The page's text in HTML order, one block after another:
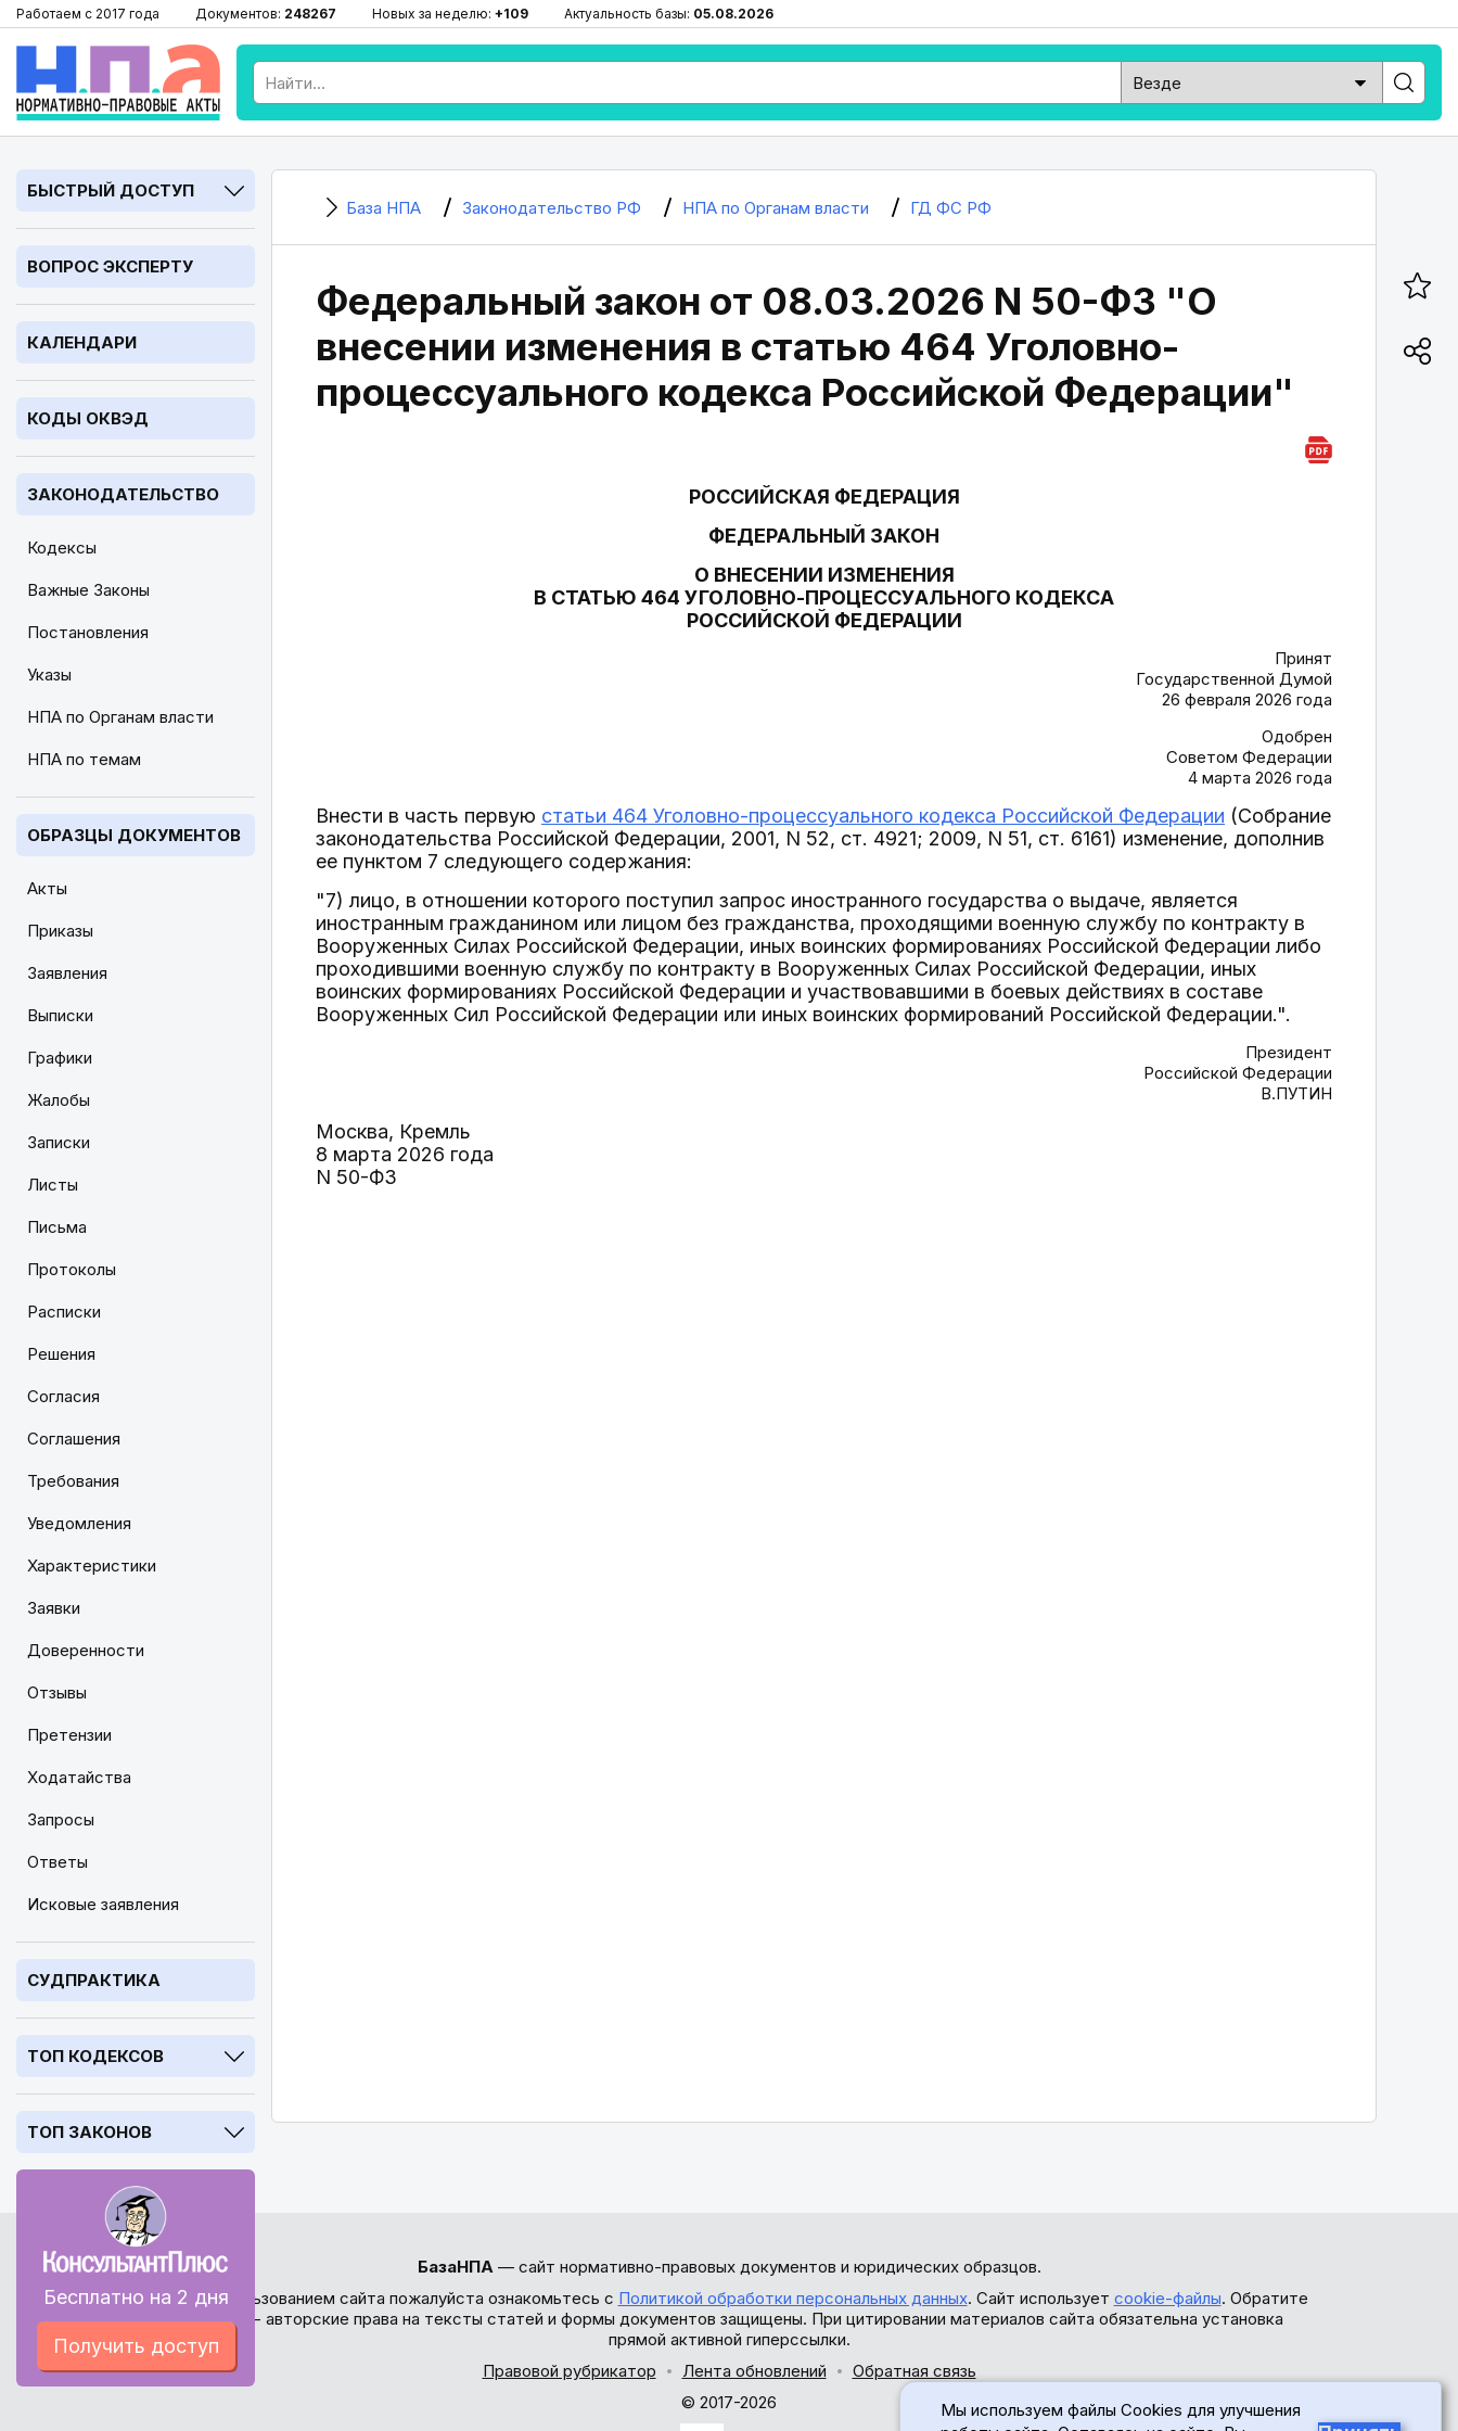
Работаем с 2017 года Документов: 248267 Новых за неделю: +109 Актуальность базы: 05.08.2026
БЫСТРЫЙ ДОСТУП
ВОПРОС ЭКСПЕРТУ
КАЛЕНДАРИ
КОДЫ ОКВЭД
ЗАКОНОДАТЕЛЬСТВО
Кодексы
Важные Законы
Постановления
Указы
НПА по Органам власти
НПА по темам
ОБРАЗЦЫ ДОКУМЕНТОВ
Акты
Приказы
Заявления
Выписки
Графики
Жалобы
Записки
Листы
Письма
Протоколы
Расписки
Решения
Согласия
Соглашения
Требования
Уведомления
Характеристики
Заявки
Доверенности
Отзывы
Претензии
Ходатайства
Запросы
Ответы
Исковые заявления
СУДПРАКТИКА
ТОП КОДЕКСОВ
ТОП ЗАКОНОВ
Бесплатно на 2 дня
Получить доступ
База НПА Законодательство РФ НПА по Органам власти ГД ФС РФ
Федеральный закон от 08.03.2026 N 50-ФЗ "О
внесении изменения в статью 464 Уголовно-
процессуального кодекса Российской Федерации"
РОССИЙСКАЯ ФЕДЕРАЦИЯ
ФЕДЕРАЛЬНЫЙ ЗАКОН
О ВНЕСЕНИИ ИЗМЕНЕНИЯ
В СТАТЬЮ 464 УГОЛОВНО-ПРОЦЕССУАЛЬНОГО КОДЕКСА
РОССИЙСКОЙ ФЕДЕРАЦИИ
Принят
Государственной Думой
26 февраля 2026 года
Одобрен
Советом Федерации
4 марта 2026 года
Внести в часть первую статьи 464 Уголовно-процессуального кодекса Российской Федерации (Собрание
законодательства Российской Федерации, 2001, N 52, ст. 4921; 2009, N 51, ст. 6161) изменение, дополнив
ее пунктом 7 следующего содержания:
"7) лицо, в отношении которого поступил запрос иностранного государства о выдаче, является
иностранным гражданином или лицом без гражданства, проходящими военную службу по контракту в
Вооруженных Силах Российской Федерации, иных воинских формированиях Российской Федерации либо
проходившими военную службу по контракту в Вооруженных Силах Российской Федерации, иных
воинских формированиях Российской Федерации и участвовавшими в боевых действиях в составе
Вооруженных Сил Российской Федерации или иных воинских формирований Российской Федерации.".
Президент
Российской Федерации
В.ПУТИН
Москва, Кремль
8 марта 2026 года
N 50-ФЗ
БазаНПА— сайт нормативно-правовых документов и юридических образцов.
Перед использованием сайта пожалуйста ознакомьтесь с Политикой обработки персональных данных. Сайт использует cookie-файлы. Обратите
внимание - авторские права на тексты статей и формы документов защищены. При цитировании материалов сайта обязательна установка
прямой активной гиперссылки.
Правовой рубрикатор
Лента обновлений
Обратная связь
© 2017-2026
Мы используем файлы Cookies для улучшения